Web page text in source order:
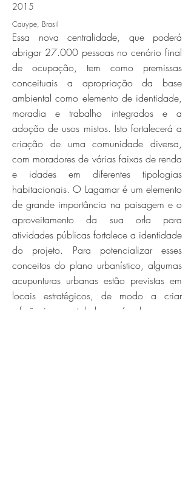
cauype_0001_03-ce-cidade-
cauypejpg
Click here
2015
Cauype, Brasil
Essa nova centralidade, que poderá
abrigar 27.000 pessoas no cenário final
de ocupação, tem como premissas
conceituais a apropriação da base
ambiental como elemento de identidade,
moradia e trabalho integrados e a
adoção de usos mistos. Isto fortalecerá a
criação de uma comunidade diversa,
com moradores de várias faixas de renda
e idades em diferentes tipologias
habitacionais. O Lagamar é um elemento
de grande importância na paisagem e o
aproveitamento da sua orla para
atividades públicas fortalece a identidade
do projeto. Para potencializar esses
conceitos do plano urbanístico, algumas
acupunturas urbanas estão previstas em
locais estratégicos, de modo a criar
referências e estabelecer vínculo com os